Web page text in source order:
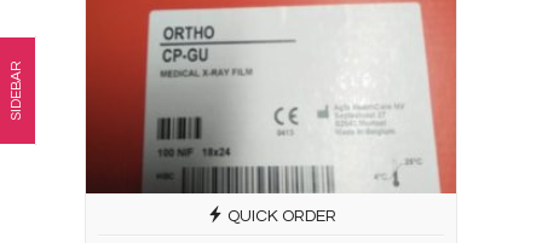
QUICK ORDER
SIDEBAR